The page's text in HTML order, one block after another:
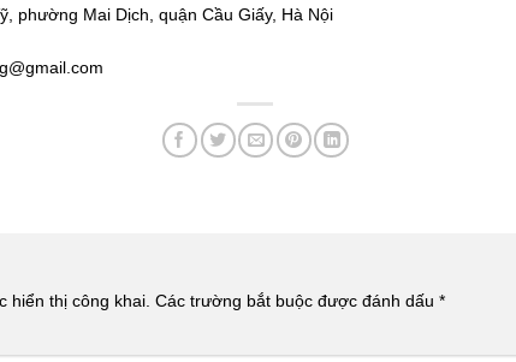
phường Mai Dịch, quận Cầu Giấy, Hà Nội
hiển thị công khai. Các trường bắt buộc được đánh dấu *